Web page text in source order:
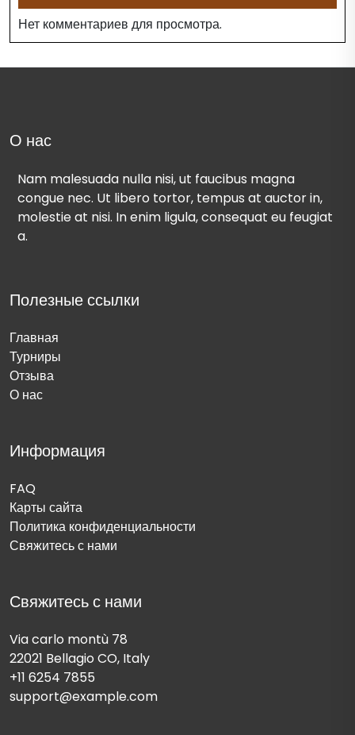
Нет комментариев для просмотра.
О нас
Nam malesuada nulla nisi, ut faucibus magna
congue nec. Ut libero tortor, tempus at auctor in,
molestie at nisi. In enim ligula, consequat eu feugiat
a.
Полезные ссылки
Главная
Турниры
Отзыва
О нас
Информация
FAQ
Карты сайта
Политика конфиденциальности
Свяжитесь с нами
Свяжитесь с нами
Via carlo montù 78
22021 Bellagio CO, Italy
+11 6254 7855
support@example.com